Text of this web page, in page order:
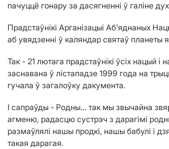
пачуццё гонару за дасягненні ў галіне
Прадстаўнікі Арганізацыі Аб'яднаных
аб увядзенні ў каляндар святаў
Так - 21 лютага прадстаўнікі ўсіх
заснавана ў лістападзе 1999 года на
гучала ў загалоўку дакумента.
І сапраўды - Родны… так мы звычайна
агменю, радасцю сустрэч з дарагімі
размаўлялі нашы продкі, нашы бабулі і
такая дарагая.